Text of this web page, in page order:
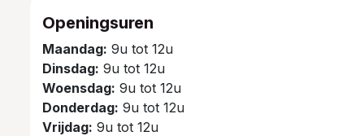
Openingsuren
Maandag: 9u tot 12u
Dinsdag: 9u tot 12u
Woensdag: 9u tot 12u
Donderdag: 9u tot 12u
Vrijdag: 9u tot 12u